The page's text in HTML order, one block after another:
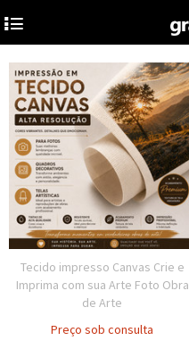
4
Tecido impresso Canvas Crie e
Imprima com sua Arte Foto Obra
de Arte
Preço sob consulta